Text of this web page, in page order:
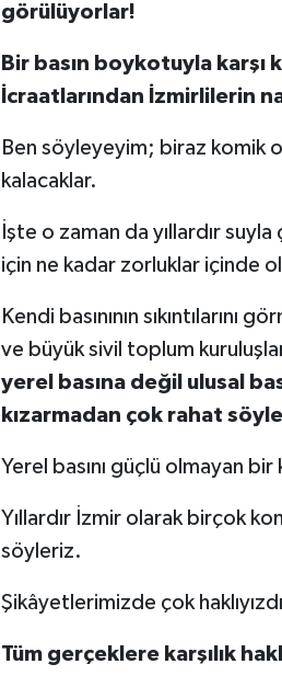
görülüyorlar!
Bir basın boykotuyla karşı
İcraatlarından İzmirlilerin
Ben söyleyeyim; biraz komik
kalacaklar.
İşte o zaman da yıllardır suyla
için ne kadar zorluklar içinde
Kendi basınının sıkıntılarını
ve büyük sivil toplum
yerel basına değil ulusal
kızarmadan çok rahat
Yerel basını güçlü olmayan
Yıllardır İzmir olarak birçok
söyleriz.
Şikâyetlerimizde çok
Tüm gerçeklere karşılık